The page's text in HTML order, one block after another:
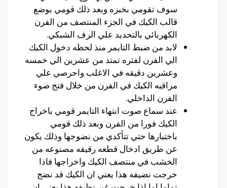
سوف تقومي بخبزه وبعد ذلك قومي بوضع
قالب الكيك في الجزء المنتصف من الفرن
الكهربائي بالتحديد علي الرف الشبكي.
لابد من ضبط التايمر منذ لحظه دخول الكيك
الي الفرن لفتره تمتد من عشرين الي خمسه
وعشرين دقيقه في الاغلب واحرصي علي
مراقبه الكيك في الفرن من خلال فتح ضوء
الفرن الداخلي.
عند سماع صوت انتهاء التايمر قومي باخراج
الكيك فورا من الفرن وبعد ذلك قومي
باختبارها حتي تتأكدي من نضوجها وذلك يكون
عن طريق ادخال قطعه رقيقه مصنوعه من
الخشب في منتصف الكيك واخراجها فاذا
خرجت نضيفه هذا يعني ان الكيك قد نضج